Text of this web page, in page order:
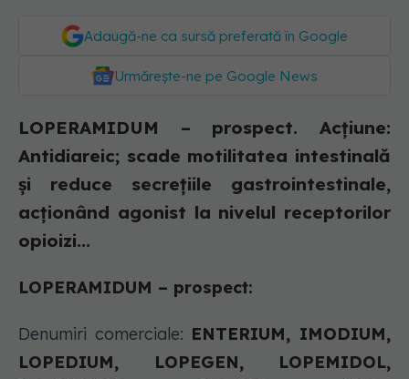
Adaugă-ne ca sursă preferată în Google
Urmărește-ne pe Google News
LOPERAMIDUM – prospect. Acțiune:
Antidiareic; scade motilitatea intestinală
și reduce secrețiile gastrointestinale,
acționând agonist la nivelul receptorilor
opioizi...
LOPERAMIDUM – prospect:
Denumiri comerciale: ENTERIUM, IMODIUM,
LOPEDIUM, LOPEGEN, LOPEMIDOL,